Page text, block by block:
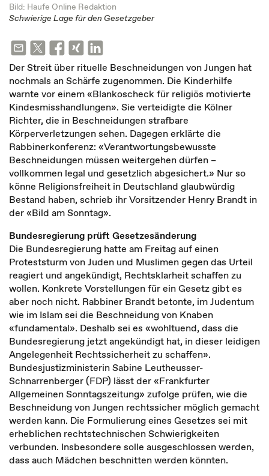
Bild: Haufe Online Redaktion
Schwierige Lage für den Gesetzgeber
Der Streit über rituelle Beschneidungen von Jungen hat
nochmals an Schärfe zugenommen. Die Kinderhilfe
warnte vor einem «Blankoscheck für religiös motivierte
Kindesmisshandlungen». Sie verteidigte die Kölner
Richter, die in Beschneidungen strafbare
Körperverletzungen sehen. Dagegen erklärte die
Rabbinerkonferenz: «Verantwortungsbewusste
Beschneidungen müssen weitergehen dürfen –
vollkommen legal und gesetzlich abgesichert.» Nur so
könne Religionsfreiheit in Deutschland glaubwürdig
Bestand haben, schrieb ihr Vorsitzender Henry Brandt in
der «Bild am Sonntag».
Bundesregierung prüft Gesetzesänderung
Die Bundesregierung hatte am Freitag auf einen
Proteststurm von Juden und Muslimen gegen das Urteil
reagiert und angekündigt, Rechtsklarheit schaffen zu
wollen. Konkrete Vorstellungen für ein Gesetz gibt es
aber noch nicht. Rabbiner Brandt betonte, im Judentum
wie im Islam sei die Beschneidung von Knaben
«fundamental». Deshalb sei es «wohltuend, dass die
Bundesregierung jetzt angekündigt hat, in dieser leidigen
Angelegenheit Rechtssicherheit zu schaffen».
Bundesjustizministerin Sabine Leutheusser-
Schnarrenberger (FDP) lässt der «Frankfurter
Allgemeinen Sonntagszeitung» zufolge prüfen, wie die
Beschneidung von Jungen rechtssicher möglich gemacht
werden kann. Die Formulierung eines Gesetzes sei mit
erheblichen rechtstechnischen Schwierigkeiten
verbunden. Insbesondere solle ausgeschlossen werden,
dass auch Mädchen beschnitten werden könnten.